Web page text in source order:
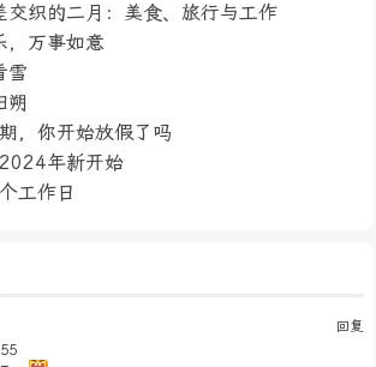
交织的二月：美食、旅行与工作
，万事如意
雪
朔
，你开始放假了吗
年新开始
工作日
回复